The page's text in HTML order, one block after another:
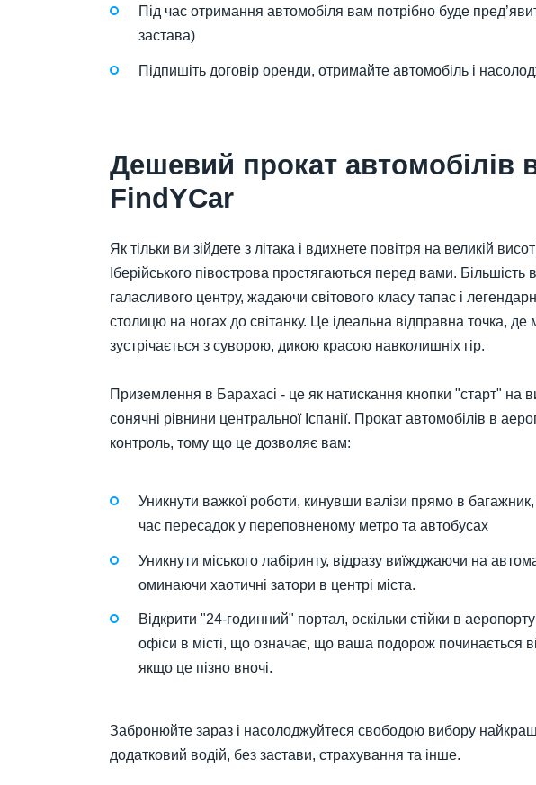
Під час отримання автомобіля вам потрібно буде
застава)
Підпишіть договір оренди, отримайте автомобіль і
Дешевий прокат автомобілів
FindYCar
Як тільки ви зійдете з літака і вдихнете повітря на великій
Іберійського півострова простягаються перед вами. Більшість
галасливого центру, жадаючи світового класу тапас і
столицю на ногах до світанку. Це ідеальна відправна точка, де
зустрічається з суворою, дикою красою навколишніх гір.
Приземлення в Барахасі - це як натискання кнопки "старт" на
сонячні рівнини центральної Іспанії. Прокат автомобілів в
контроль, тому що це дозволяє вам:
Уникнути важкої роботи, кинувши валізи прямо в
час пересадок у переповненому метро та автобусах
Уникнути міського лабіринту, відразу виїжджаючи на
оминаючи хаотичні затори в центрі міста.
Відкрити "24-годинний" портал, оскільки стійки в
офіси в місті, що означає, що ваша подорож починається
якщо це пізно вночі.
Забронюйте зараз і насолоджуйтеся свободою вибору
додатковий водій, без застави, страхування та інше.